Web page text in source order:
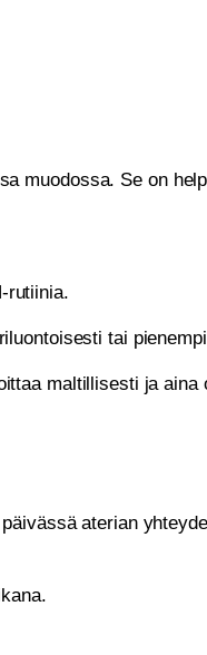
muodossa. Se on
rutiinia.
tai
maltillisesti ja aina
aterian